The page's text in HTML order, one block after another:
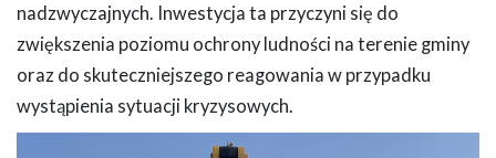
nadzwyczajnych. Inwestycja ta przyczyni się do
zwiększenia poziomu ochrony ludności na terenie gminy
oraz do skuteczniejszego reagowania w przypadku
wystąpienia sytuacji kryzysowych.